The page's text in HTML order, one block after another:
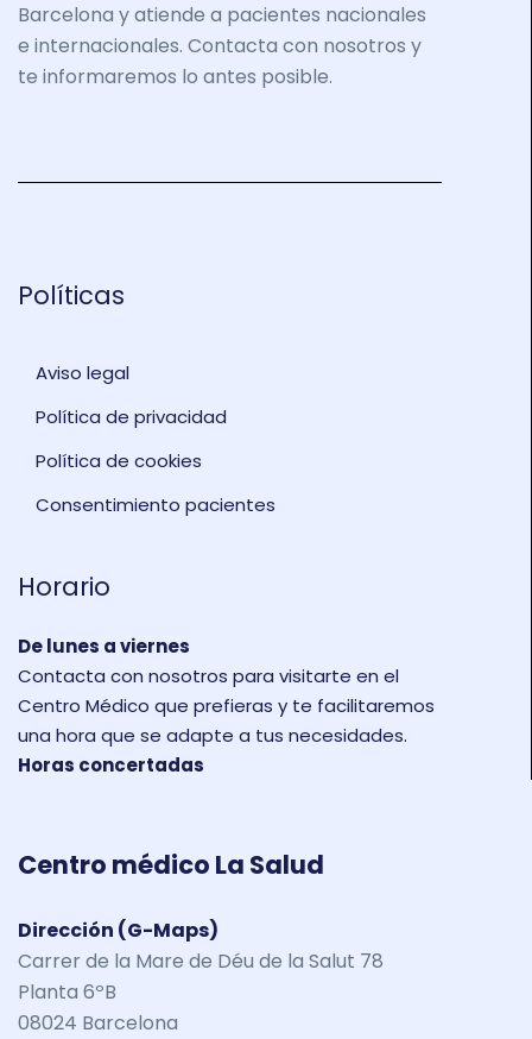
Barcelona y atiende a pacientes nacionales
e internacionales. Contacta con nosotros y
te informaremos lo antes posible.
Políticas
Aviso legal
Política de privacidad
Política de cookies
Consentimiento pacientes
Horario
De lunes a viernes
Contacta con nosotros para visitarte en el
Centro Médico que prefieras y te facilitaremos
una hora que se adapte a tus necesidades.
Horas concertadas
Centro médico La Salud
Dirección (G-Maps)
Carrer de la Mare de Déu de la Salut 78
Planta 6ºB
08024 Barcelona